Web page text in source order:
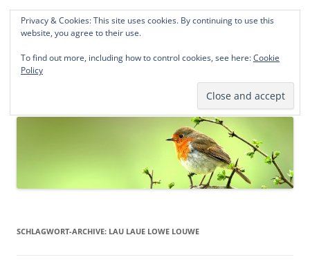
Norddeutsche Genealogien
Michael Kohlhaas und Jens Kirchhoff
springen
SCHLAGWORT-ARCHIVE: LAU LAUE LOWE LOUWE
Privacy & Cookies: This site uses cookies. By continuing to use this
website, you agree to their use.
To find out more, including how to control cookies, see here:Cookie
Policy